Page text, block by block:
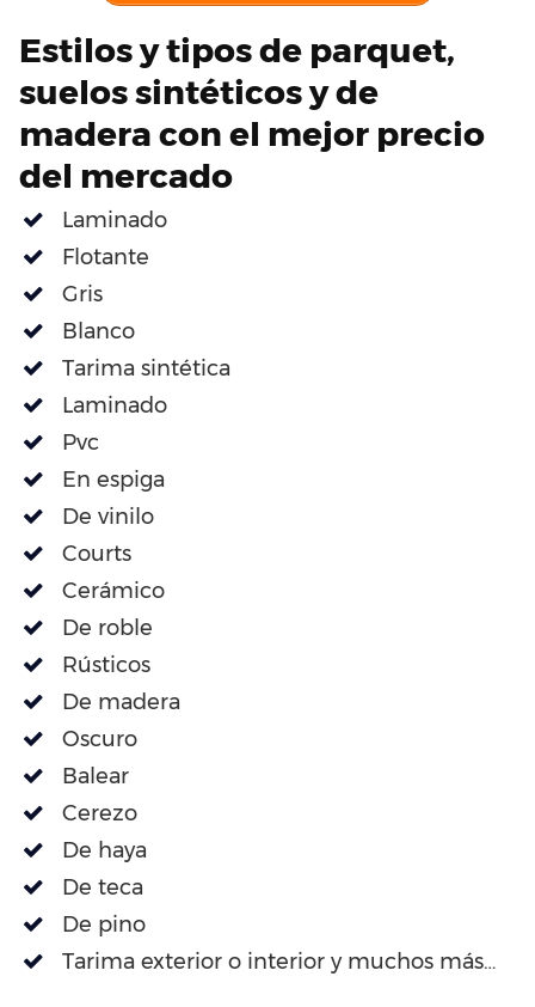
Estilos y tipos de parquet,
suelos sintéticos y de
madera con el mejor precio
del mercado
Laminado
Flotante
Gris
Blanco
Tarima sintética
Laminado
Pvc
En espiga
De vinilo
Courts
Cerámico
De roble
Rústicos
De madera
Oscuro
Balear
Cerezo
De haya
De teca
De pino
Tarima exterior o interior y muchos más…